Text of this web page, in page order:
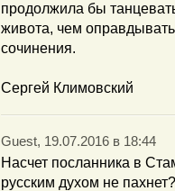
продолжила бы
живота, чем
сочинения.
Сергей Климовский
Guest, 19.07.2016 в 18:44
Насчет посланника в
русским духом не